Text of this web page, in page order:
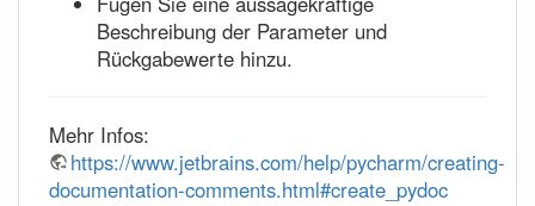
Beschreibung der Parameter und
Rückgabewerte hinzu.
Mehr Infos:
https://www.jetbrains.com/help/pycharm/creating-
documentation-comments.html#create_pydoc